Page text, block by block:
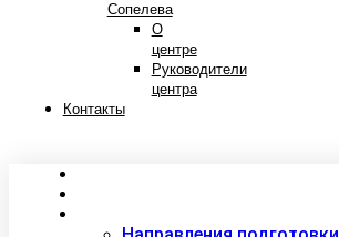
Сопелева
О
центре
Руководители
центра
Контакты